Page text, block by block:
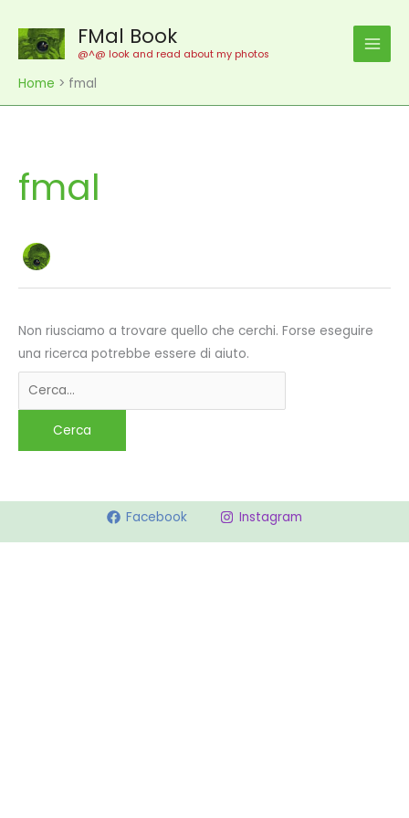
contenuto
FMal Book
@^@ look and read about my photos
Home fmal
fmal
Non riusciamo a trovare quello che cerchi. Forse eseguire
una ricerca potrebbe essere di aiuto.
Cerca:
Facebook Instagram